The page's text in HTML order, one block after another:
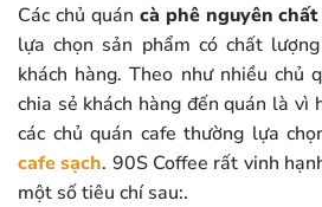
Các chủ quán cà phê nguyên
lựa chọn sản phẩm có chất
khách hàng. Theo như nhiều chủ
chia sẻ khách hàng đến quán là vì
các chủ quán cafe thường lựa
cafe sạch. 90S Coffee rất vinh
một số tiêu chí sau:.